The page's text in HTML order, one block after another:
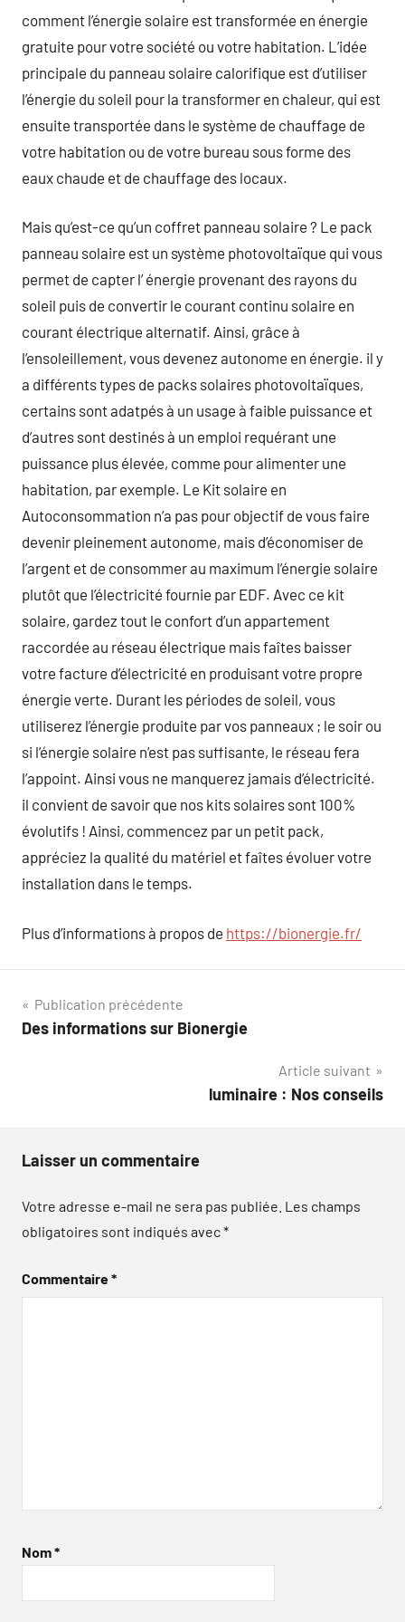
comment l’énergie solaire est transformée en énergie
gratuite pour votre société ou votre habitation. L’idée
principale du panneau solaire calorifique est d’utiliser
l’énergie du soleil pour la transformer en chaleur, qui est
ensuite transportée dans le système de chauffage de
votre habitation ou de votre bureau sous forme des
eaux chaude et de chauffage des locaux.
Mais qu’est-ce qu’un coffret panneau solaire ? Le pack
panneau solaire est un système photovoltaïque qui vous
permet de capter l’ énergie provenant des rayons du
soleil puis de convertir le courant continu solaire en
courant électrique alternatif. Ainsi, grâce à
l’ensoleillement, vous devenez autonome en énergie. il y
a différents types de packs solaires photovoltaïques,
certains sont adatpés à un usage à faible puissance et
d’autres sont destinés à un emploi requérant une
puissance plus élevée, comme pour alimenter une
habitation, par exemple. Le Kit solaire en
Autoconsommation n’a pas pour objectif de vous faire
devenir pleinement autonome, mais d’économiser de
l’argent et de consommer au maximum l’énergie solaire
plutôt que l’électricité fournie par EDF. Avec ce kit
solaire, gardez tout le confort d’un appartement
raccordée au réseau électrique mais faîtes baisser
votre facture d’électricité en produisant votre propre
énergie verte. Durant les périodes de soleil, vous
utiliserez l’énergie produite par vos panneaux ; le soir ou
si l’énergie solaire n’est pas suffisante, le réseau fera
l’appoint. Ainsi vous ne manquerez jamais d’électricité.
il convient de savoir que nos kits solaires sont 100%
évolutifs ! Ainsi, commencez par un petit pack,
appréciez la qualité du matériel et faîtes évoluer votre
installation dans le temps.
Plus d’informations à propos de https://bionergie.fr/
Navigation
de
Publication précédente
Des informations sur Bionergie
Article suivant
luminaire : Nos conseils
Laisser un commentaire
Votre adresse e-mail ne sera pas publiée. Les champs
obligatoires sont indiqués avec*
Commentaire*
Nom*